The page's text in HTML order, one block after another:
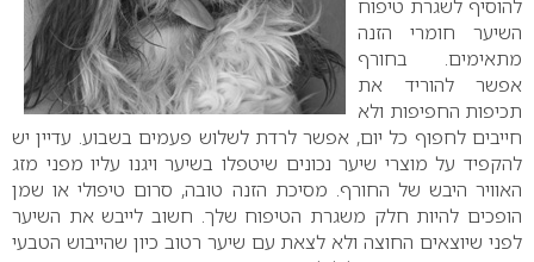
להוסיף לשגרת טיפוח
השיער חומרי הזנה
מתאימים. בחורף
אפשר להוריד את
תכיפות החפיפות ולא
חייבים לחפוף כל יום, אפשר לרדת לשלוש פעמים בשבוע. עדיין יש
להקפיד על מוצרי שיער נכונים שיטפלו בשיער ויגנו עליו מפני מזג
האוויר היבש של החורף. מסיכת הזנה טובה, סרום טיפולי או שמן
הופכים להיות חלק משגרת הטיפוח שלך. חשוב לייבש את השיער
לפני שיוצאים החוצה ולא לצאת עם שיער רטוב כיון שהייבוש הטבעי